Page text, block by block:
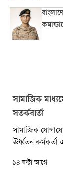
সামাজিক
সতর্কবার্তা
সামাজিক
ঊর্ধ্বতন কর্মকর্তা
উসকানিমূলক তথ্য
১৪ ঘণ্টা আগে